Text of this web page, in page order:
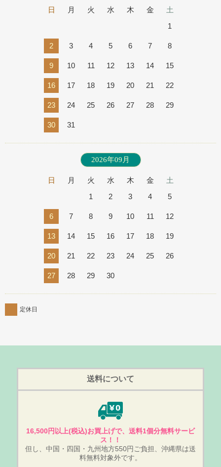
日 月 火 水 木 金
土
1
2 3 4 5 6 7 8
9 10 11 12 13 14 15
16 17 18 19 20 21 22
23 24 25 26 27 28 29
30 31
2026年09月
日 月 火 水 木 金
土
1
2 3 4 5
6 7 8 9 10 11 12
13 14 15 16 17 18 19
20 21 22 23 24 25 26
27 28 29 30
定休日
送料について
16,500円以上(税込)お買上げで、送料1個分無料サービ
ス！！
但し、中国・四国・九州地方550円ご負担、沖縄県は送
料無料対象外です。